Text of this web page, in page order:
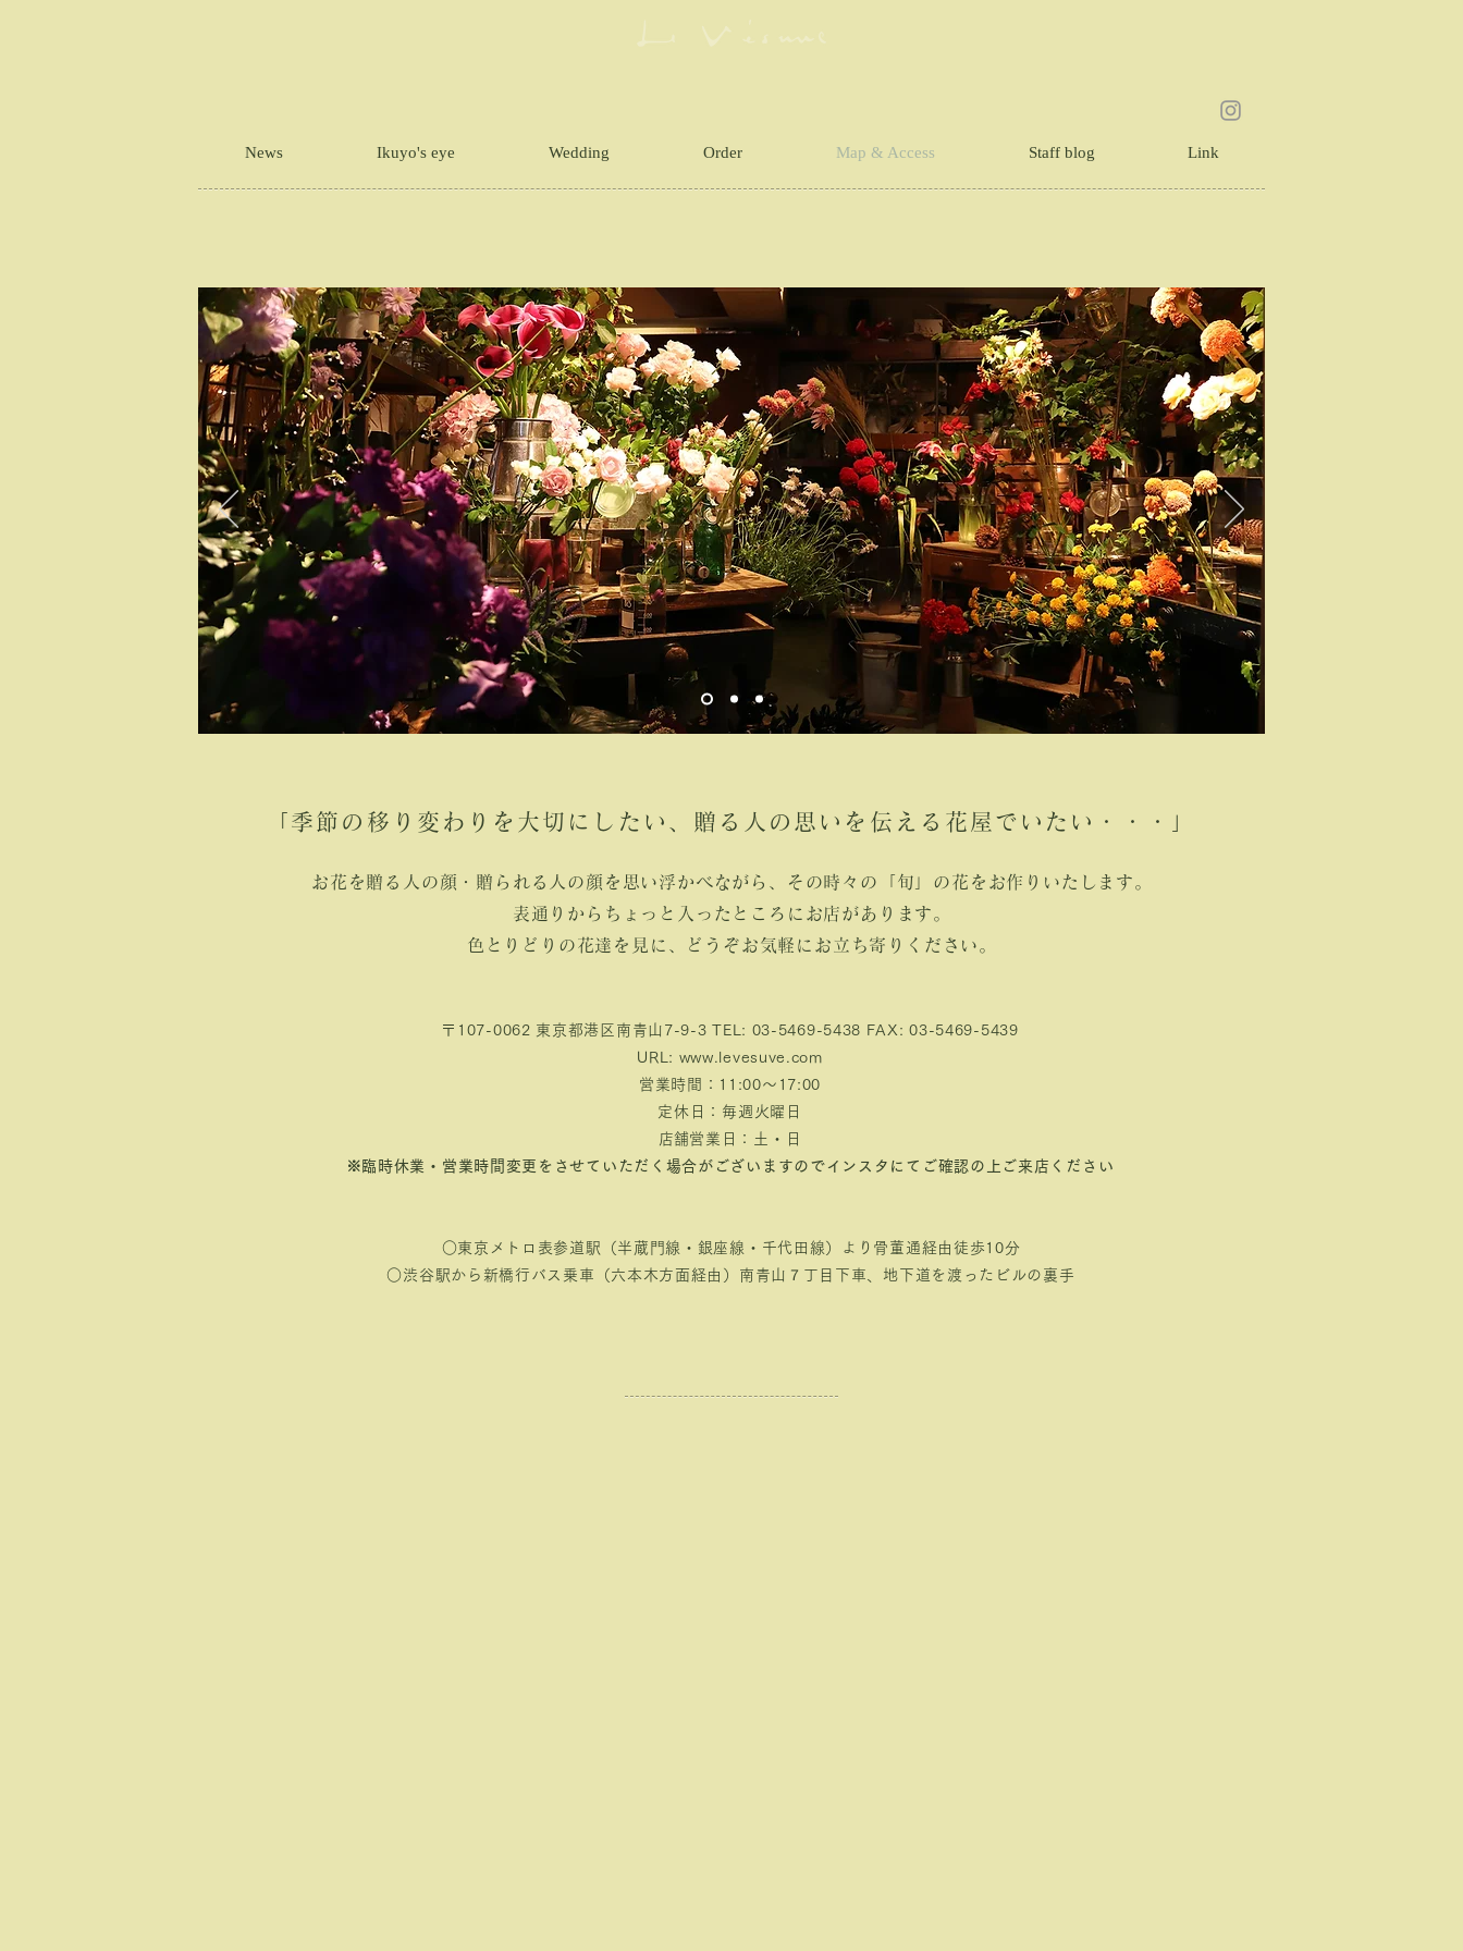
「季節の移り変わりを大切にしたい、贈る人の思いを伝える花屋でいたい・・・」
お花を贈る人の顔・贈られる人の顔を思い浮かべながら、その時々の「旬」の花をお作りいたします。
表通りからちょっと入ったところにお店があります。
色とりどりの花達を見に、どうぞお気軽にお立ち寄りください。
〒107-0062 東京都港区南青山7-9-3 TEL: 03-5469-5438 FAX: 03-5469-5439
URL: www.levesuve.com
営業時間：11:00〜17:00
定休日：毎週火曜日
​​店舗営業日：土・日
​※臨時休業・営業時間変更をさせていただく場合がございますのでインスタにてご確認の上ご来店ください
○東京メトロ表参道駅（半蔵門線・銀座線・千代田線）より骨董通経由徒歩10分
○渋谷駅から新橋行バス乗車（六本木方面経由） 南青山７丁目下車、地下道を渡ったビルの裏手
News Ikuyo's eye Wedding Order Map & Access Staff blog Link